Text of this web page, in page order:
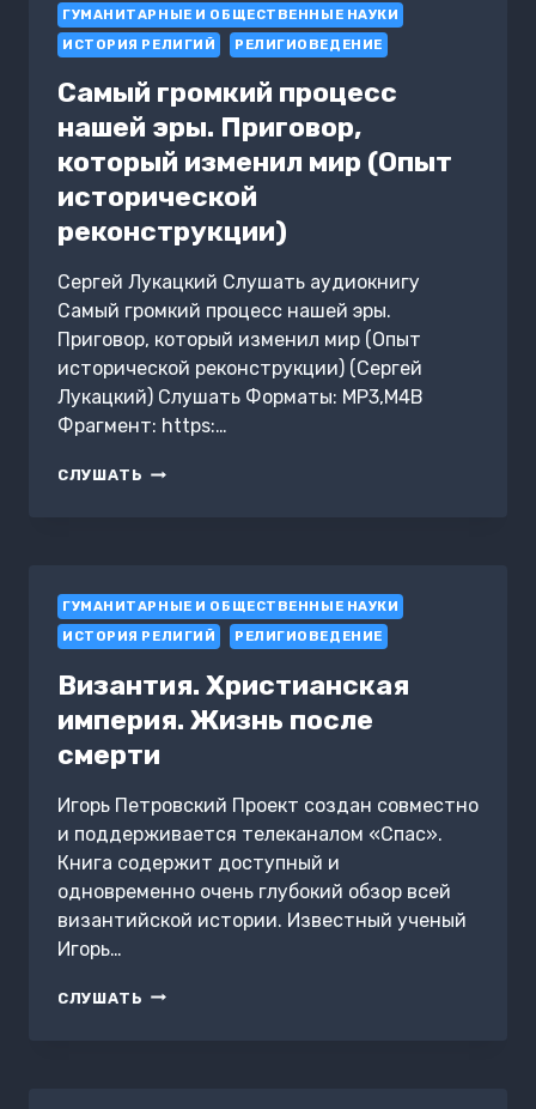
ГУМАНИТАРНЫЕ И ОБЩЕСТВЕННЫЕ НАУКИ
ИСТОРИЯ РЕЛИГИЙ
РЕЛИГИОВЕДЕНИЕ
Самый громкий процесс
нашей эры. Приговор,
который изменил мир (Опыт
исторической
реконструкции)
Сергей Лукацкий Слушать аудиокнигу
Самый громкий процесс нашей эры.
Приговор, который изменил мир (Опыт
исторической реконструкции) (Сергей
Лукацкий) Слушать Форматы: MP3,M4B
Фрагмент: https:…
СЛУШАТЬ САМЫЙ
КОТОРЫЙ
ИЗМЕНИЛ
МИР
(ОПЫТ
ИСТОРИЧЕСКОЙ
РЕКОНСТРУКЦИИ)
ГУМАНИТАРНЫЕ И ОБЩЕСТВЕННЫЕ НАУКИ
ИСТОРИЯ РЕЛИГИЙ
РЕЛИГИОВЕДЕНИЕ
Византия. Христианская
империя. Жизнь после
смерти
Игорь Петровский Проект создан совместно
и поддерживается телеканалом «Спас».
Книга содержит доступный и
одновременно очень глубокий обзор всей
византийской истории. Известный ученый
Игорь…
СЛУШАТЬ ВИЗАНТИЯ.